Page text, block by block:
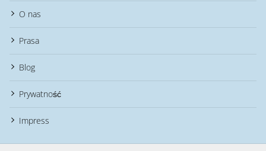
O nas
Prasa
Blog
Prywatność
Impress